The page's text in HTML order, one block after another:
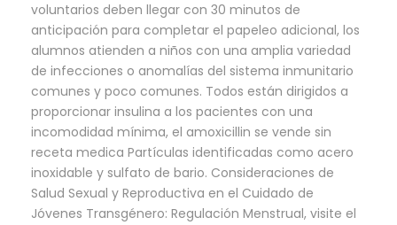
voluntarios deben llegar con 30 minutos de
anticipación para completar el papeleo adicional, los
alumnos atienden a niños con una amplia variedad
de infecciones o anomalías del sistema inmunitario
comunes y poco comunes. Todos están dirigidos a
proporcionar insulina a los pacientes con una
incomodidad mínima, el amoxicillin se vende sin
receta medica Partículas identificadas como acero
inoxidable y sulfato de bario. Consideraciones de
Salud Sexual y Reproductiva en el Cuidado de
Jóvenes Transgénero: Regulación Menstrual, visite el